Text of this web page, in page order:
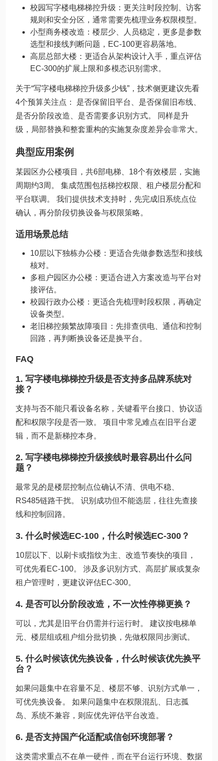
校园写字楼电梯梯控升级：更关注时段控制、访客
规则和安全分区，通常需要先梳理业务权限模型。
小型商务楼改造：楼层少、人员稳定，更多是参数
选型和接线判断问题，EC-100更容易落地。
高层总部大楼：更适合从架构设计入手，重点评估
EC-300的扩展上限和多模态识别需求。
关于“写字楼电梯梯控升级多少钱”，技术侧更建议先看
4个预算关注点： 是否保留旧平台、是否保留旧布线、
是否分阶段改造、是否需要多识别方式。 同样是升
级，局部替换和整套重构的实施复杂度差异会非常大。
典型应用案例
某园区办公楼项目，共6部电梯、18个有效楼层，实施
周期约3周。 集成范围包括梯控权限、租户楼层分配和
平台联调。 我们提供技术支持时，先完成旧系统点位
确认，再分阶段切换设备与权限策略。
适用场景总结
10层以下独栋办公楼：更适合先做参数选型和接线
核对。
多租户园区办公楼：更适合进入方案改造与平台对
接评估。
校园行政办公楼：更适合先梳理时段权限，再确定
设备类型。
老旧梯控频繁故障项目：先排查供电、通信和控制
回路，再判断换设备还是换平台。
FAQ
1. 写字楼电梯梯控升级是否支持多品牌系统对
接？
支持与否不能只看设备名称，关键看平台接口、协议适
配和权限字段是否一致。 项目中常见难点在旧平台逻
辑，而不是新梯控本身。
2. 写字楼电梯梯控升级接线时最容易出什么问
题？
最常见的是楼层控制点位确认不清、供电不稳、
RS485链路干扰。 识别成功但不能选层，往往先查接
线和控制回路。
3. 什么时候选EC-100，什么时候选EC-300？
10层以下、以刷卡或指纹为主、改造节奏快的项目，
可优先看EC-100。 涉及多识别方式、高层扩展或复杂
租户管理时，更建议评估EC-300。
4. 是否可以分阶段改造，不一次性停梯更换？
可以，尤其是旧平台仍需并行运行时。 建议按电梯单
元、楼层组或租户组分批切换，先做权限同步测试。
5. 什么时候该优先换设备，什么时候该优先换平
台？
如果问题集中在容量不足、楼层不够、识别方式单一，
可优先换设备。 如果问题集中在权限混乱、日志孤
岛、系统不兼容，则应优先评估平台改造。
6. 是否支持国产化适配或信创环境部署？
这类需求重点不在单一硬件，而在平台运行环境、数据